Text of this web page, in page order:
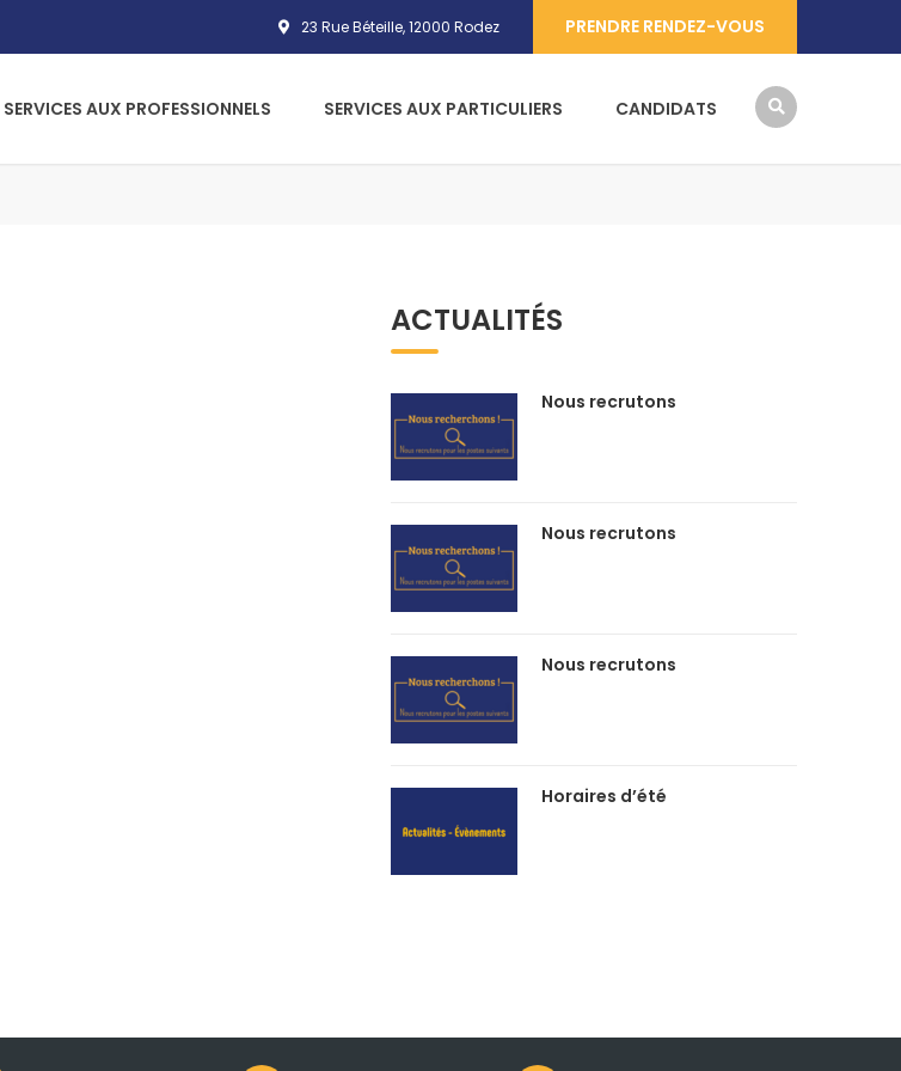
23 Rue Béteille, 12000 Rodez PRENDRE RENDEZ-VOUS
SERVICES AUX PROFESSIONNELS SERVICES AUX PARTICULIERS CANDIDATS
ACTUALITÉS
Nous recrutons
Nous recrutons
Nous recrutons
Horaires d’été